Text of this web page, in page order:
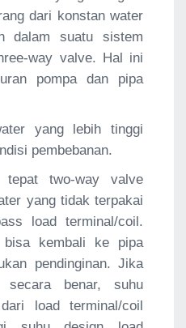
dari konstan water
dalam suatu sistem
way valve. Hal ini
pompa dan pipa
yang lebih tinggi
pembebanan.
tepat two-way valve
yang tidak terpakai
load terminal/coil.
kembali ke pipa
pendinginan. Jika
secara benar, suhu
load terminal/coil